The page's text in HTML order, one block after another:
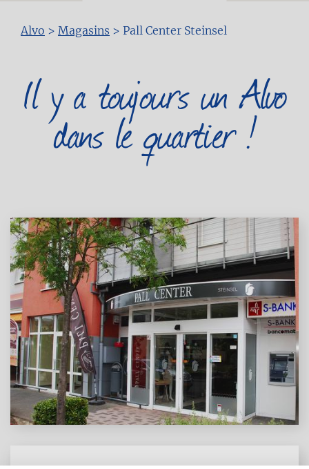
Fil
d'Ariane
Alvo > Magasins > Pall Center Steinsel
Il y a toujours un Alvo
dans le quartier !